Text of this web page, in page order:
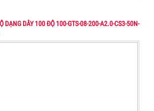
DẠNG DÂY 100 ĐỘ 100-GTS-08-200-A2.0-CS3-50N-